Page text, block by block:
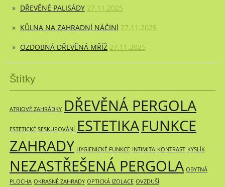
DŘEVĚNÉ PALISÁDY 27.11.2025
KŮLNA NA ZAHRADNÍ NÁČINÍ 27.11.2025
OZDOBNÁ DŘEVĚNÁ MŘÍŽ 27.11.2025
Štítky
ATRIOVÉ ZAHRÁDKY DŘEVĚNÁ PERGOLA
ESTETICKÉ SESKUPOVÁNÍ ESTETIKAFUNKCE
ZAHRADY HYGIENICKÉ FUNKCE INTIMITA KONTRAST KYSLÍK
NEZASTŘEŠENÁ PERGOLA OBYTNÁ
PLOCHA OKRASNÉ ZAHRADY OPTICKÁ IZOLACE OVZDUŠÍ